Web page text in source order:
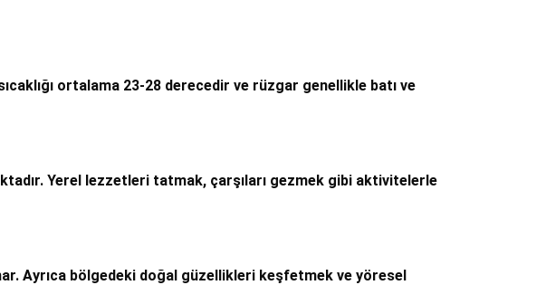
ortalama 23-28 derecedir ve rüzgar genellikle batı ve
Yerel lezzetleri tatmak, çarşıları gezmek gibi aktivitelerle
Ayrıca bölgedeki doğal güzellikleri keşfetmek ve yöresel